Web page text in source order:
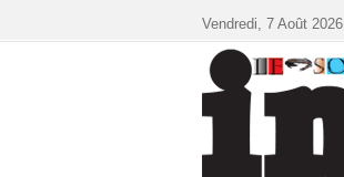
Vendredi, 7 Août 2026